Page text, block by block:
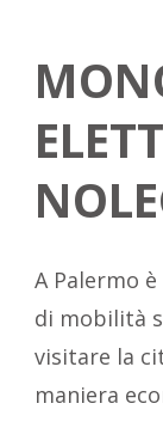
A Palermo
di mobilità
visitare la
maniera